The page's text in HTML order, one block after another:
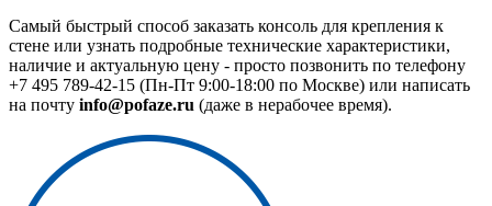
Самый быстрый способ заказать консоль для крепления к
стене или узнать подробные технические характеристики,
наличие и актуальную цену - просто позвонить по телефону
+7 495 789-42-15 (Пн-Пт 9:00-18:00 по Москве) или написать
на почту info@pofaze.ru (даже в нерабочее время).